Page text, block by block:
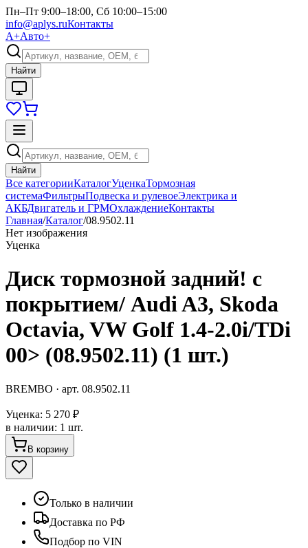
Пн–Пт 9:00–18:00, Сб 10:00–15:00
info@aplys.ruКонтакты
А+Авто+
Найти
Найти
Все категорииКаталогУценкаТормозная
системаФильтрыПодвеска и рулевоеЭлектрика и
АКБДвигатель и ГРМОхлаждениеКонтакты
Главная/Каталог/08.9502.11
Нет изображения
Уценка
Диск тормозной задний! с
покрытием/ Audi A3, Skoda
Octavia, VW Golf 1.4-2.0i/TDi
00> (08.9502.11) (1 шт.)
BREMBO · арт. 08.9502.11
Уценка: 5 270 ₽
в наличии: 1 шт.
В корзину
Только в наличии
Доставка по РФ
Подбор по VIN